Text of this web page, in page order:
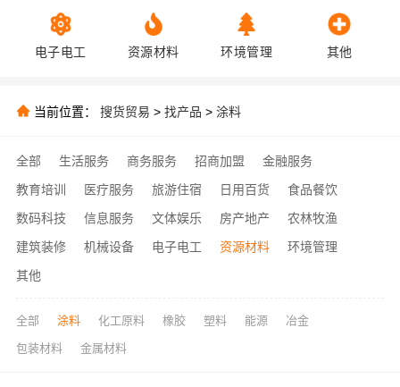
电子电工 资源材料 环境管理 其他
当前位置： 搜货贸易 > 找产品 > 涂料
全部 生活服务 商务服务 招商加盟
金融服务
教育培训
医疗服务 旅游住宿 日用百货
食品餐饮
数码科技
信息服务 文体娱乐 房产地产
农林牧渔
建筑装修
机械设备 电子电工 资源材料
环境管理
其他
全部 涂料 化工原料 橡胶 塑料 能源 冶金
包装材料 金属材料